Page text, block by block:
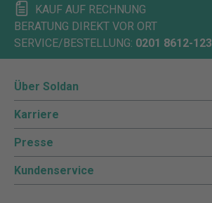
KAUF AUF RECHNUNG
BERATUNG DIREKT VOR ORT
SERVICE/BESTELLUNG: 0201 8612-123
Über Soldan
Karriere
Presse
Kundenservice